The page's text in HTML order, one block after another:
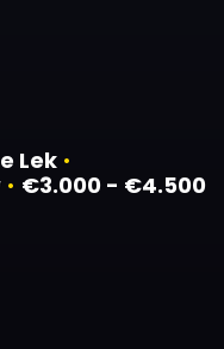
Lek •
• €3.000 - €4.500